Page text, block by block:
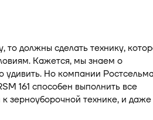
должны сделать технику,
Кажется, мы знаем о
удивить. Но компании
161 способен выполнить все
зерноуборочной технике, и даже